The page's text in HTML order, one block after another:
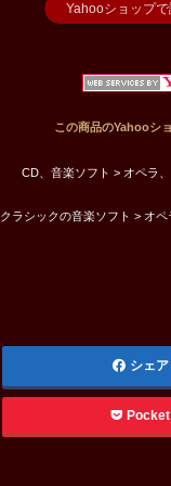
Yahooショップ
この商品のYahooシ
CD、音楽ソフト > オペラ
クラシックの音楽ソフト > オ
シェア
Pocket